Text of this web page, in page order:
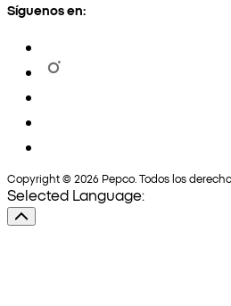
Síguenos en:
Copyright © 2026 Pepco. Todos los
Selected Language: